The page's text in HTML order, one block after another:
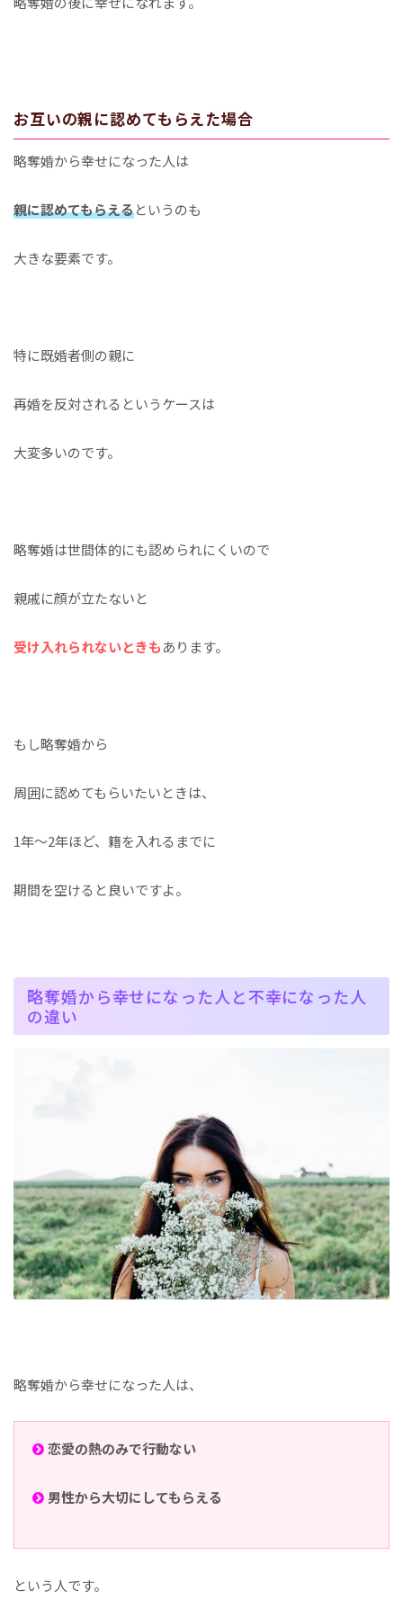
お互いの親に認めてもらえた場合
略奪婚から幸せになった人は
親に認めてもらえるというのも
大きな要素です。
特に既婚者側の親に
再婚を反対されるというケースは
大変多いのです。
略奪婚は世間体的にも認められにくいので
親戚に顔が立たないと
受け入れられないときもあります。
もし略奪婚から
周囲に認めてもらいたいときは、
1年～2年ほど、籍を入れるまでに
期間を空けると良いですよ。
略奪婚から幸せになった人と不幸になった人
の違い
略奪婚から幸せになった人は、
恋愛の熱のみで行動ない
男性から大切にしてもらえる
という人です。